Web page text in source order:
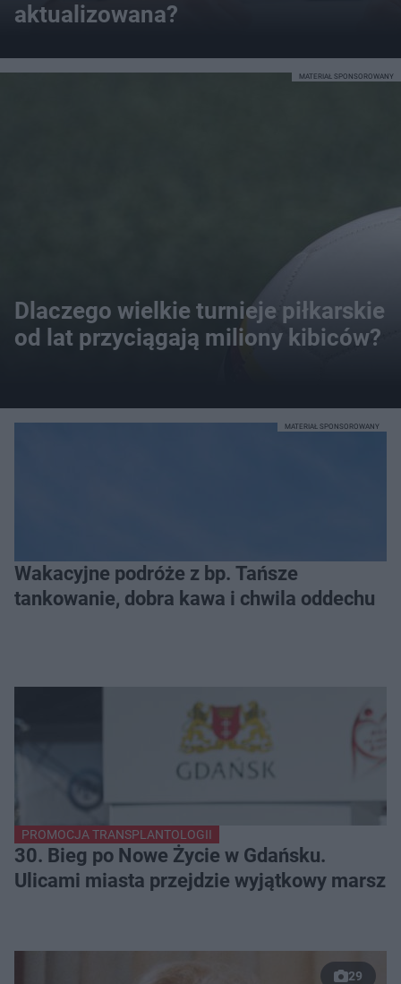
aktualizowana?
Dlaczego wielkie turnieje piłkarskie
od lat przyciągają miliony kibiców?
MATERIAŁ SPONSOROWANY
Wakacyjne podróże z bp. Tańsze
tankowanie, dobra kawa i chwila oddechu
MATERIAŁ SPONSOROWANY
PROMOCJA TRANSPLANTOLOGII
30. Bieg po Nowe Życie w Gdańsku.
Ulicami miasta przejdzie wyjątkowy marsz
29